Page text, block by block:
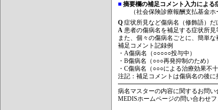
■ 摘要欄の補足コメント入力による
（社会保険診療報酬支払基金ホ
Q 症状所見など傷病名（修飾語）だ
A 患者の傷病名を補足する症状所見
また、個々の傷病名ごとに、簡単
補足コメント記録例
・A傷病名（○○○○○投与中）
・B傷病名（○○○再発抑制のため）
・C傷病名（○○○による治療効果不十
注記：補足コメントは傷病名の後に
病名マスターの内容に関するお問い
MEDISホームページの問い合わせフ